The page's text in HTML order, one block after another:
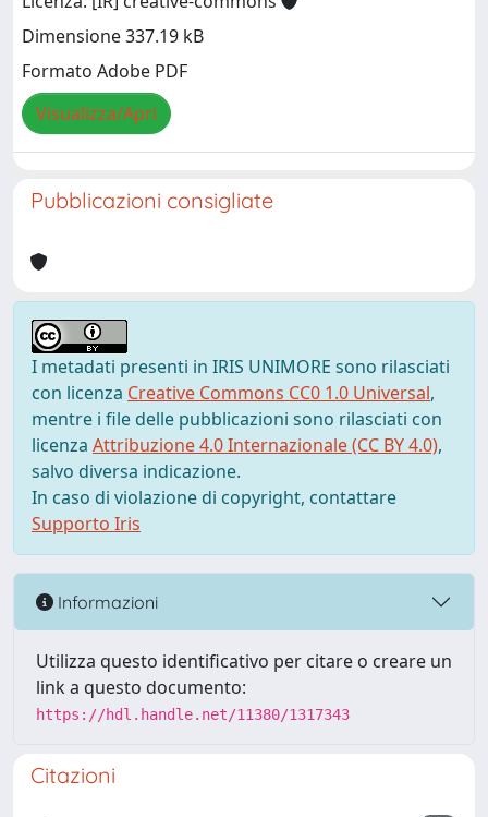
Dimensione 337.19 kB
Formato Adobe PDF
Visualizza/Apri
Pubblicazioni consigliate
I metadati presenti in IRIS UNIMORE sono rilasciati
con licenza Creative Commons CC0 1.0 Universal,
mentre i file delle pubblicazioni sono rilasciati con
licenza Attribuzione 4.0 Internazionale (CC BY 4.0),
salvo diversa indicazione.
In caso di violazione di copyright, contattare
Supporto Iris
Informazioni
Utilizza questo identificativo per citare o creare un
link a questo documento:
https://hdl.handle.net/11380/1317343
Citazioni